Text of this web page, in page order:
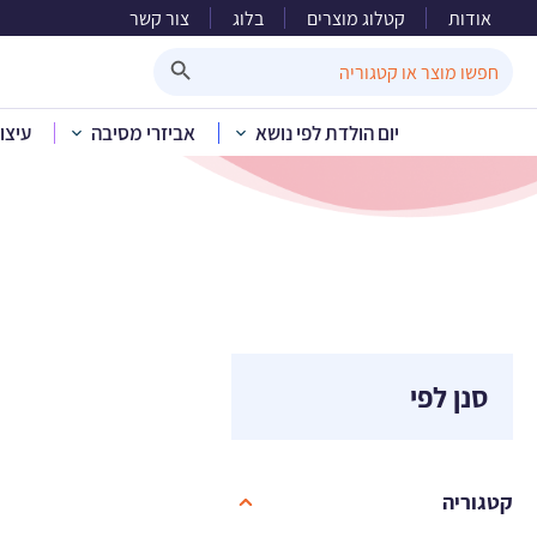
אודות קטלוג מוצרים בלוג צור קשר
for:
יום הולדת לפי נושא אביזרי מסיבה
סנן לפי
קטגוריה